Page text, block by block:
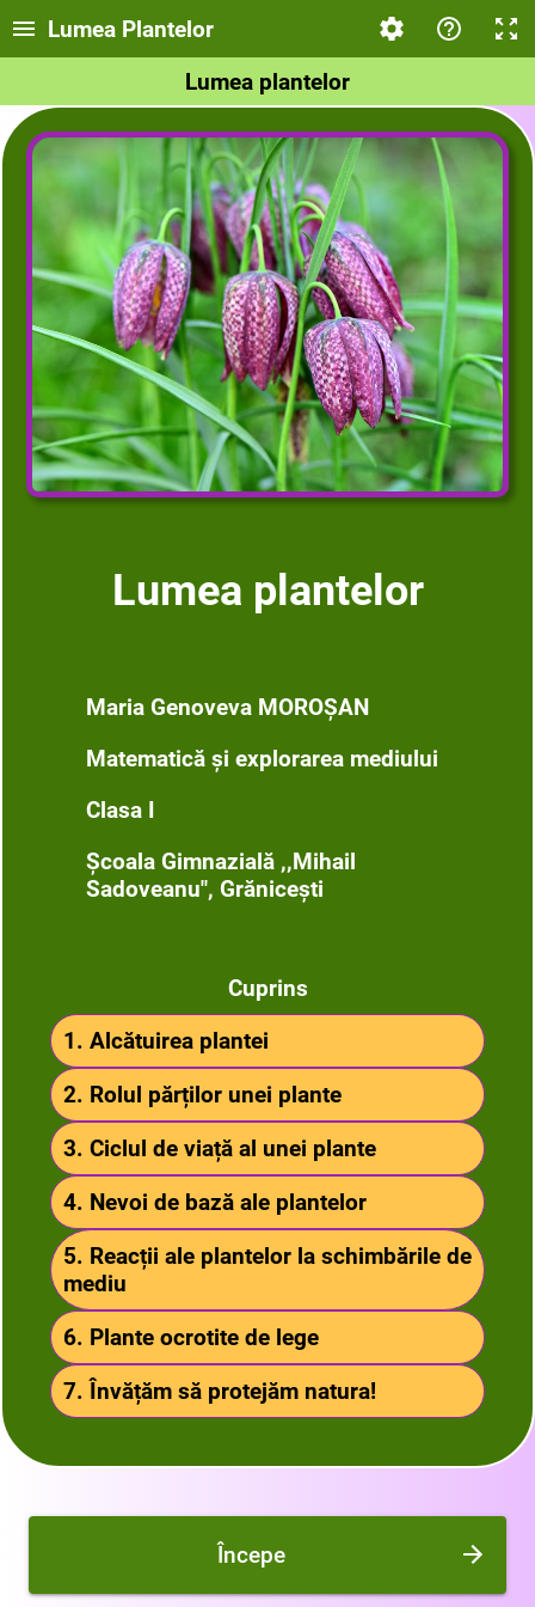
Lumea Plantelor
Lumea plantelor
Lumea plantelor
Maria Genoveva MOROȘAN
Matematică și explorarea mediului
Clasa I
Școala Gimnazială ,,Mihail
Sadoveanu", Grănicești
Cuprins
1. Alcătuirea plantei
2. Rolul părților unei plante
3. Ciclul de viață al unei plante
4. Nevoi de bază ale plantelor
5. Reacții ale plantelor la schimbările de
mediu
6. Plante ocrotite de lege
7. Învățăm să protejăm natura!
Începe